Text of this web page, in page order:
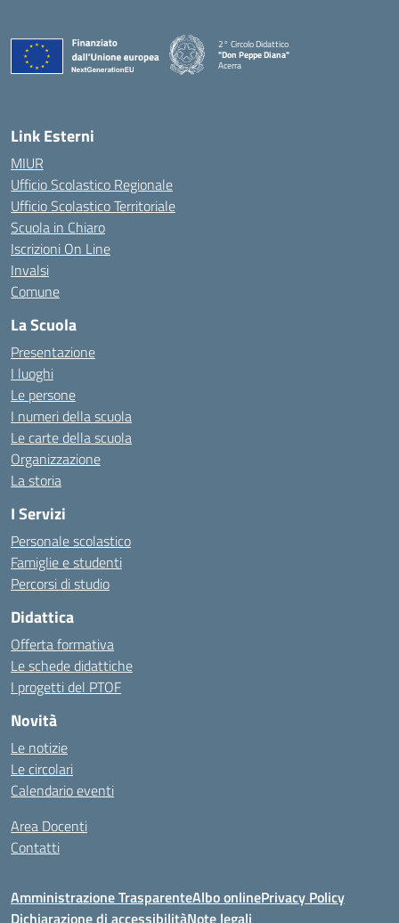
2° Circolo Didattico
"Don Peppe Diana"
Acerra
Link Esterni
MIUR
Ufficio Scolastico Regionale
Ufficio Scolastico Territoriale
Scuola in Chiaro
Iscrizioni On Line
Invalsi
Comune
La Scuola
Presentazione
I luoghi
Le persone
I numeri della scuola
Le carte della scuola
Organizzazione
La storia
I Servizi
Personale scolastico
Famiglie e studenti
Percorsi di studio
Didattica
Offerta formativa
Le schede didattiche
I progetti del PTOF
Novità
Le notizie
Le circolari
Calendario eventi
Area Docenti
Contatti
Amministrazione TrasparenteAlbo onlinePrivacy Policy
Dichiarazione di accessibilitàNote legali